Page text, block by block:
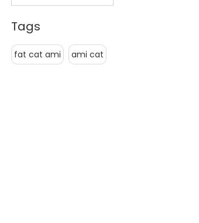
Tags
fat cat ami ami cat